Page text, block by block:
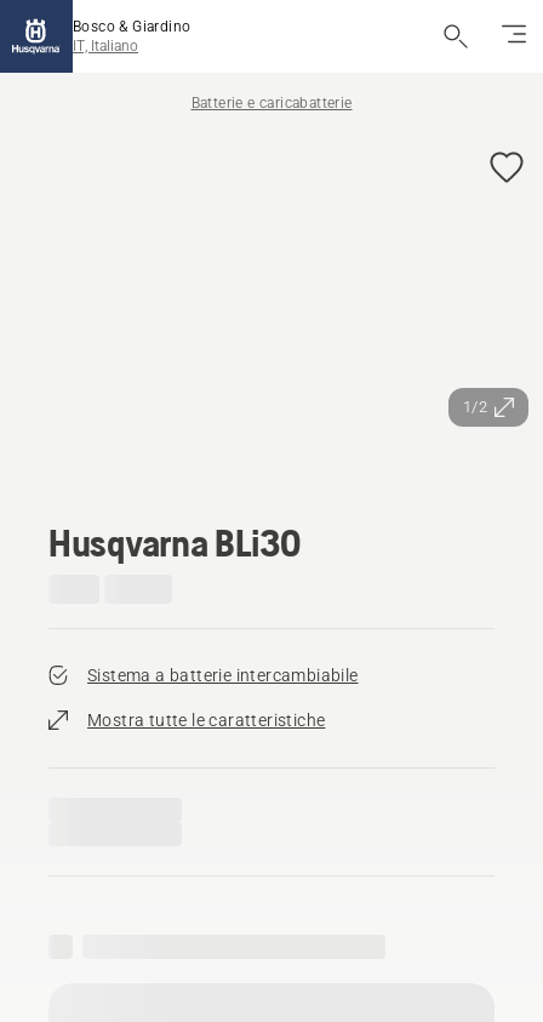
Bosco & Giardino
IT, Italiano
Batterie e caricabatterie
1/2
Husqvarna BLi30
Sistema a batterie intercambiabile
Mostra tutte le caratteristiche